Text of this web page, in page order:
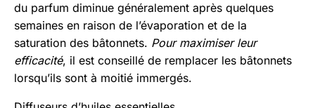
du parfum diminue généralement après quelques
semaines en raison de l’évaporation et de la
saturation des bâtonnets. Pour maximiser leur
efficacité, il est conseillé de remplacer les bâtonnets
lorsqu’ils sont à moitié immergés.